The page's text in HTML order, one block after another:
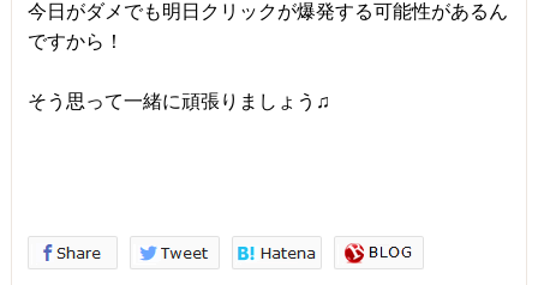
今日がダメでも明日クリックが爆発する可能性があるん
ですから！
そう思って一緒に頑張りましょう♫